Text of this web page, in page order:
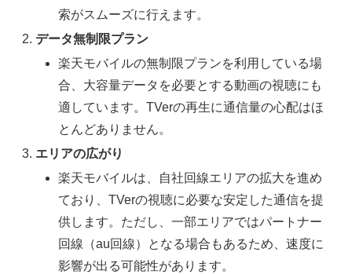
索がスムーズに行えます。
データ無制限プラン
楽天モバイルの無制限プランを利用している場
合、大容量データを必要とする動画の視聴にも
適しています。TVerの再生に通信量の心配はほ
とんどありません。
エリアの広がり
楽天モバイルは、自社回線エリアの拡大を進め
ており、TVerの視聴に必要な安定した通信を提
供します。ただし、一部エリアではパートナー
回線（au回線）となる場合もあるため、速度に
影響が出る可能性があります。